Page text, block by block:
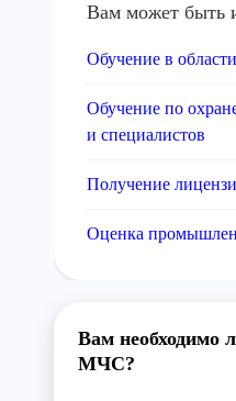
Вам может быть
Обучение в
Обучение по
и специалистов
Получение
Оценка
Вам необходимо
МЧС?